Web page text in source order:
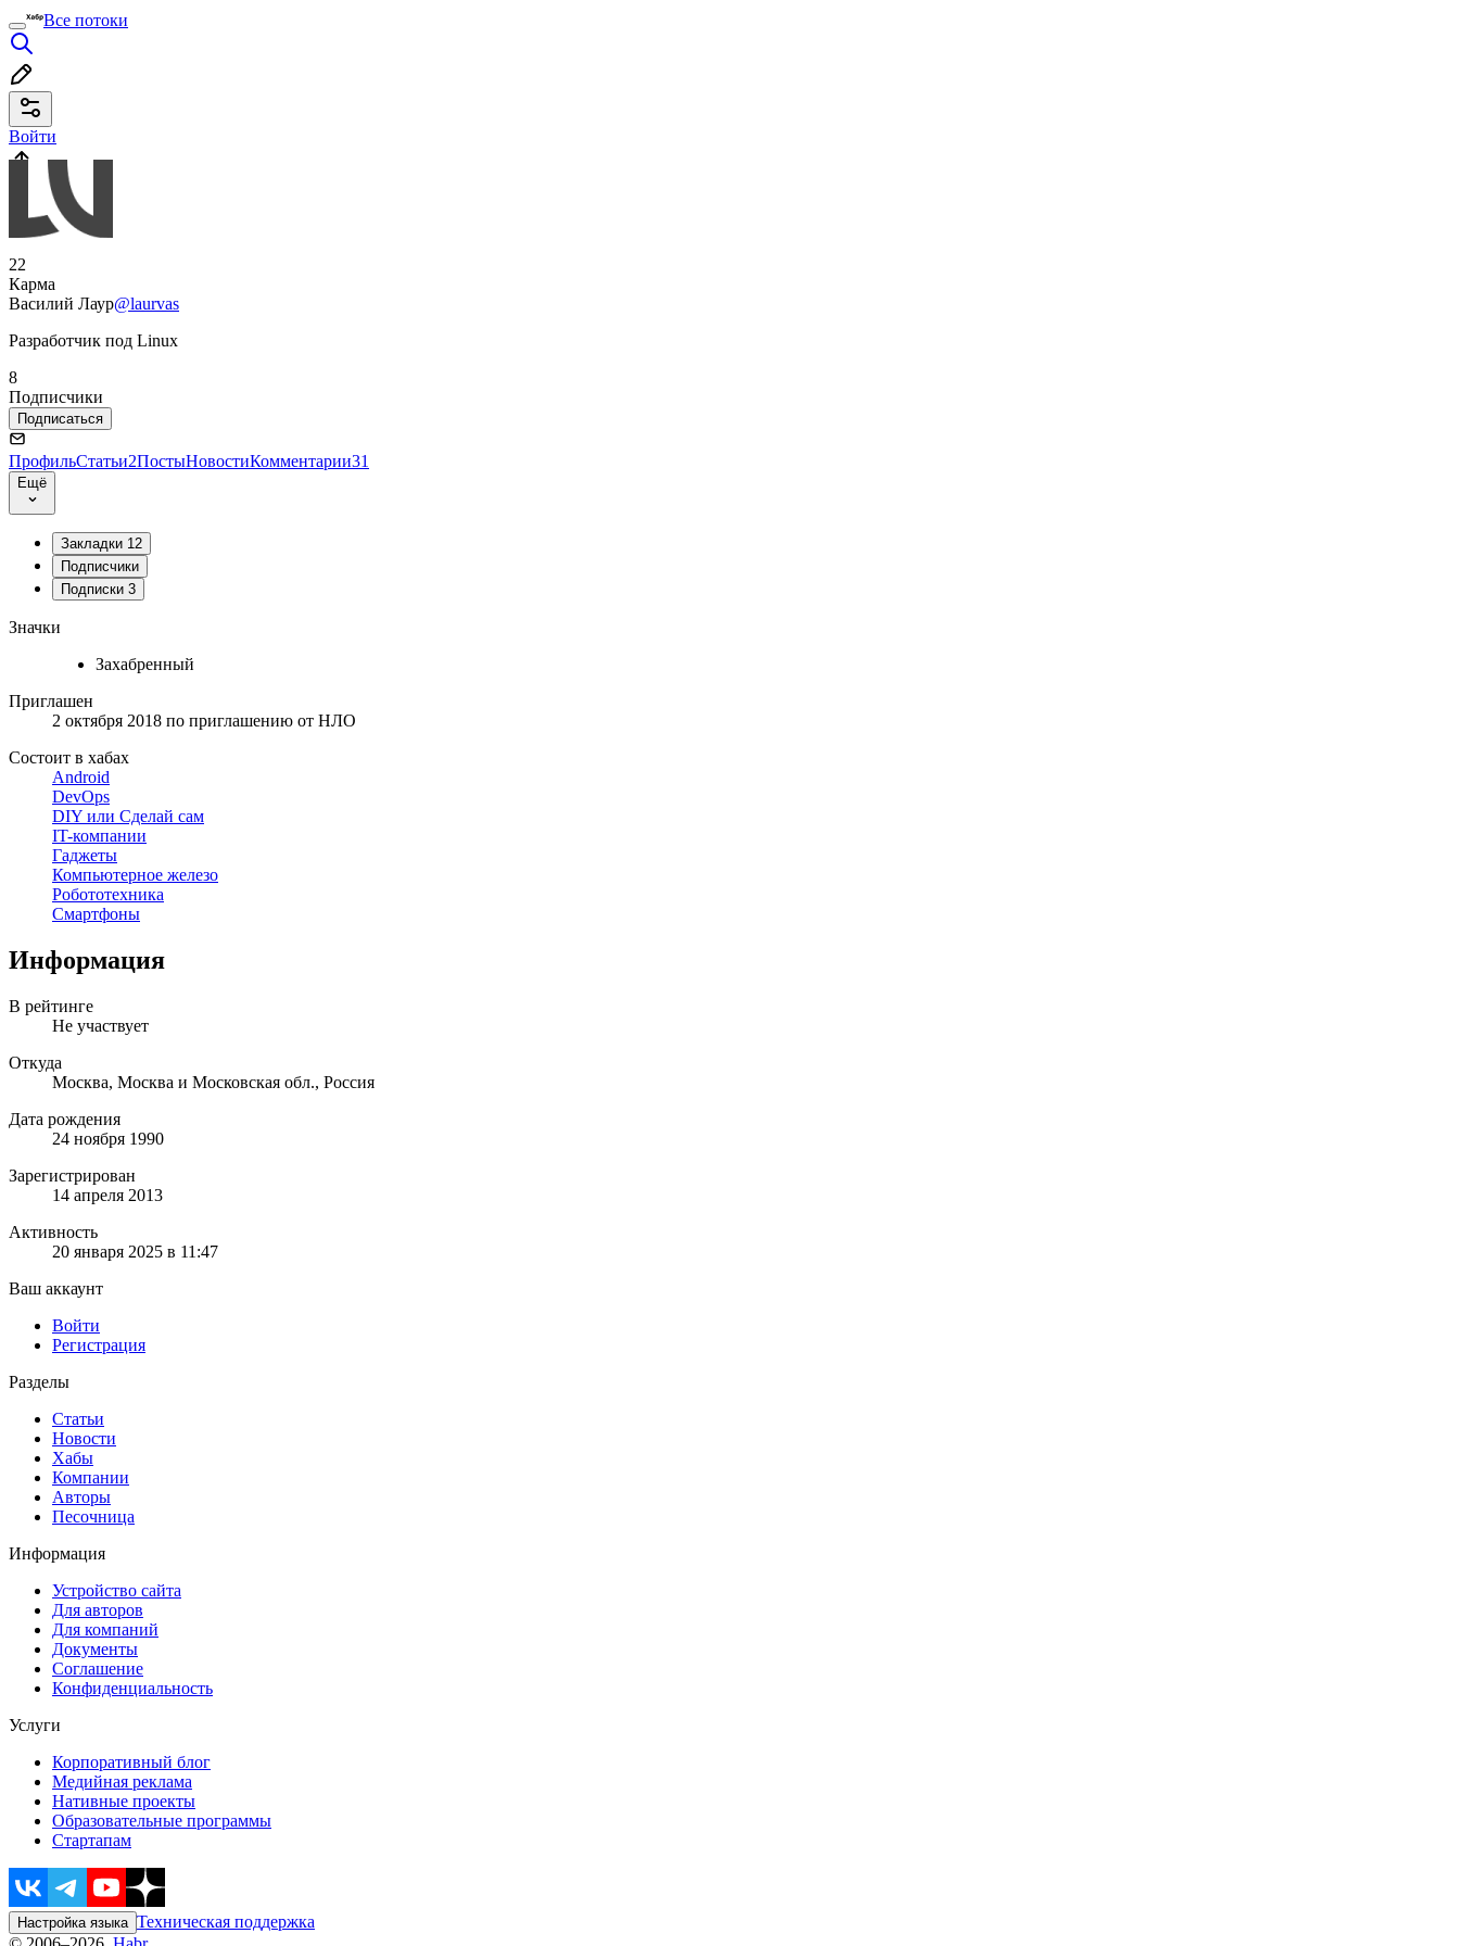
Все потоки
Войти
22
Карма
Василий Лаур@laurvas
Разработчик под Linux
8
Подписчики
Подписаться
ПрофильСтатьи2ПостыНовостиКомментарии31
Ещё
Закладки 12
Подписчики
Подписки 3
Значки
Захабренный
Приглашен
2 октября 2018 по приглашению от НЛО
Состоит в хабах
Android
DevOps
DIY или Сделай сам
IT-компании
Гаджеты
Компьютерное железо
Робототехника
Смартфоны
Информация
В рейтинге
Не участвует
Откуда
Москва, Москва и Московская обл., Россия
Дата рождения
24 ноября 1990
Зарегистрирован
14 апреля 2013
Активность
20 января 2025 в 11:47
Ваш аккаунт
Войти
Регистрация
Разделы
Статьи
Новости
Хабы
Компании
Авторы
Песочница
Информация
Устройство сайта
Для авторов
Для компаний
Документы
Соглашение
Конфиденциальность
Услуги
Корпоративный блог
Медийная реклама
Нативные проекты
Образовательные программы
Стартапам
Настройка языка Техническая поддержка